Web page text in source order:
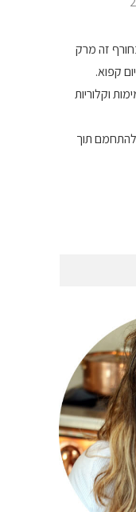
זה מרק
קפוא.
וקלוריות
תוך